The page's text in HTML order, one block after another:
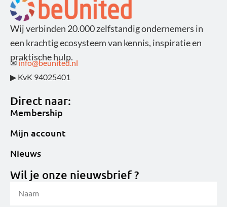
Wij verbinden 20.000 zelfstandig ondernemers in
een krachtig ecosysteem van kennis, inspiratie en
praktische hulp.
✉ info@beunited.nl
▶ KvK 94025401
Direct naar:
Membership
Mijn account
Nieuws
Wil je onze nieuwsbrief ?